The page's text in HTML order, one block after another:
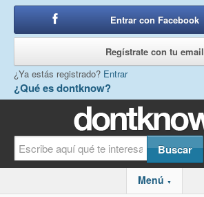
¿Qué es dontknow?
Entrar con Facebook
Regístrate con tu email
¿Ya estás registrado? Entrar
Menú ▼